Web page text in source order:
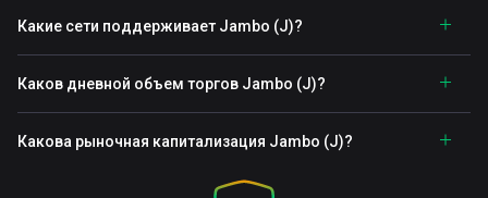
Какие сети поддерживает Jambo (J)?
Каков дневной объем торгов Jambo (J)?
Какова рыночная капитализация Jambo (J)?